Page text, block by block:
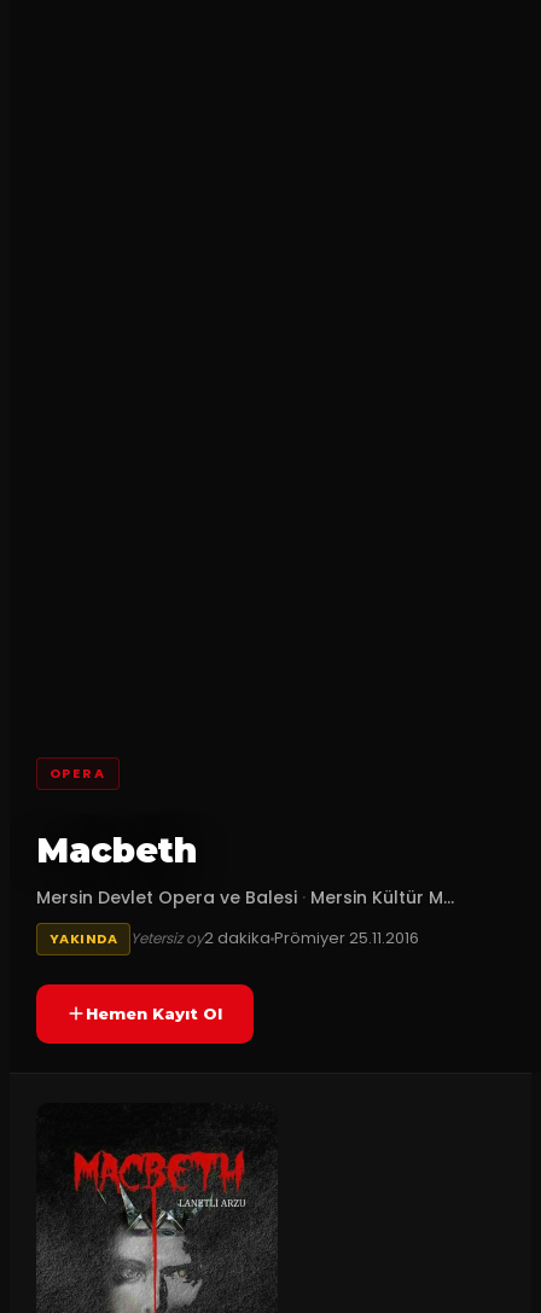
OPERA
Macbeth
Mersin Devlet Opera ve Balesi · Mersin Kültür M...
YAKINDA Yetersiz oy2 dakikaPrömiyer 25.11.2016
Hemen Kayıt Ol